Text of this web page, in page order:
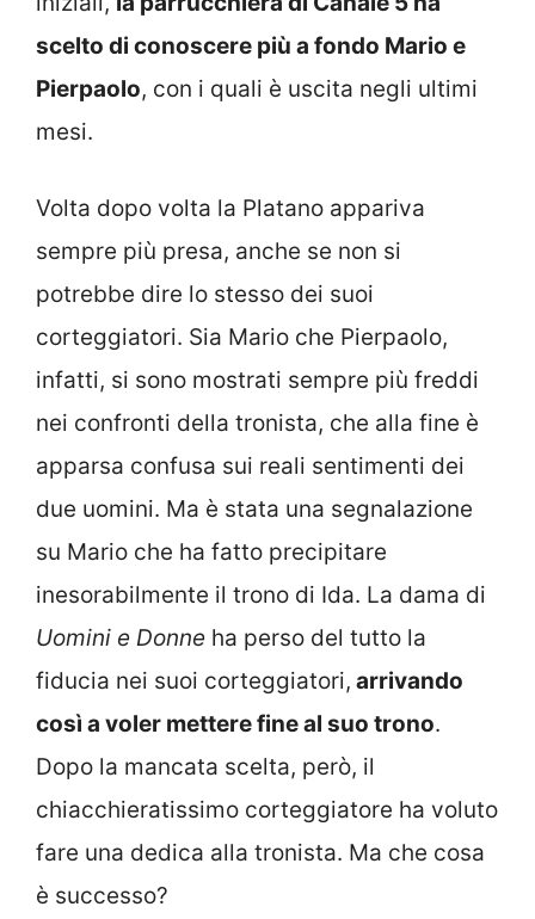
scelto di conoscere più a fondo Mario e
Pierpaolo, con i quali è uscita negli ultimi
mesi.
Volta dopo volta la Platano appariva
sempre più presa, anche se non si
potrebbe dire lo stesso dei suoi
corteggiatori. Sia Mario che Pierpaolo,
infatti, si sono mostrati sempre più freddi
nei confronti della tronista, che alla fine è
apparsa confusa sui reali sentimenti dei
due uomini. Ma è stata una segnalazione
su Mario che ha fatto precipitare
inesorabilmente il trono di Ida. La dama di
Uomini e Donne ha perso del tutto la
fiducia nei suoi corteggiatori, arrivando
così a voler mettere fine al suo trono.
Dopo la mancata scelta, però, il
chiacchieratissimo corteggiatore ha voluto
fare una dedica alla tronista. Ma che cosa
è successo?